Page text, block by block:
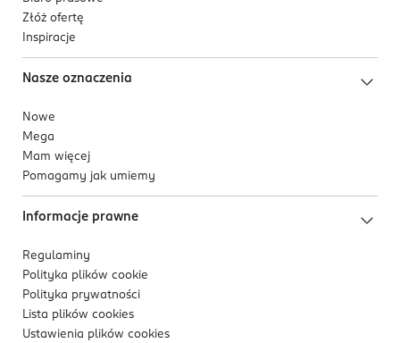
Złóż ofertę
Inspiracje
Nasze oznaczenia
Nowe
Mega
Mam więcej
Pomagamy jak umiemy
Informacje prawne
Regulaminy
Polityka plików cookie
Polityka prywatności
Lista plików cookies
Ustawienia plików cookies